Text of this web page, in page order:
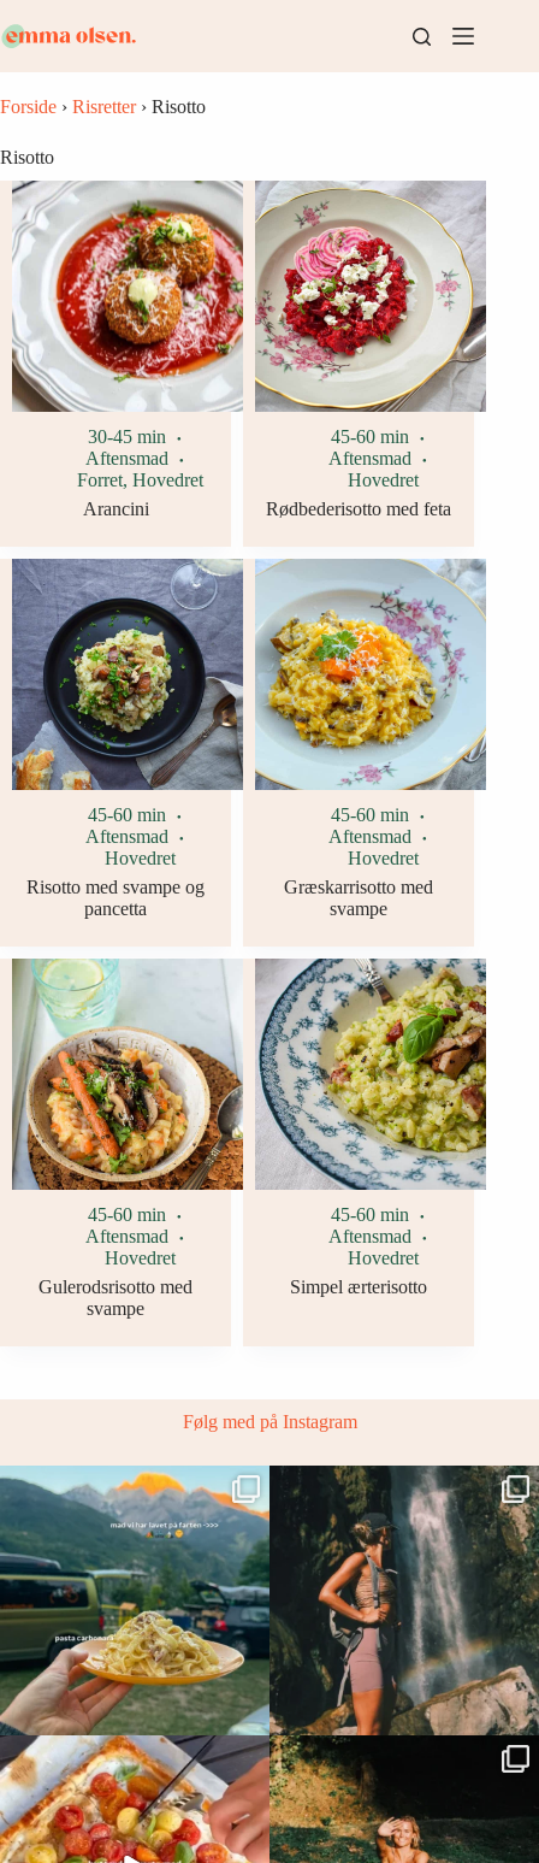
til
indhold
Forside › Risretter› Risotto
Risotto
30-45 min
Aftensmad
Forret, Hovedret
Arancini
45-60 min
Aftensmad
Hovedret
Rødbederisotto med feta
45-60 min
Aftensmad
Hovedret
Risotto med svampe og
pancetta
45-60 min
Aftensmad
Hovedret
Græskarrisotto med
svampe
45-60 min
Aftensmad
Hovedret
Gulerodsrisotto med
svampe
45-60 min
Aftensmad
Hovedret
Simpel ærterisotto
Følg med på Instagram